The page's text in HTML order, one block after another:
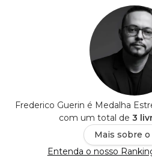
Frederico Guerin é Medalha
com um total de 3
Mais sobre
Entenda o nosso